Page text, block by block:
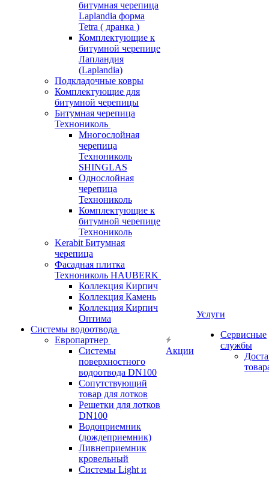
битумная черепица
Laplandia форма
Tetra ( дранка )
Комплектующие к
битумной черепице
Лапландия
(Laplandia)
Подкладочные ковры
Комплектующие для
битумной черепицы
Битумная черепица
Технониколь
Многослойная
черепица
Технониколь
SHINGLAS
Однослойная
черепица
Технониколь
Комплектующие к
битумной черепице
Технониколь
Kerabit Битумная
черепица
Фасадная плитка
Технониколь HAUBERK
Кол​лекция Кирпич
Кол​лекция Камень
Коллекция Кирпич
Оптима
Системы водоотвода
Европартнер
Системы
поверхностного
водоотвода DN100
Сопутствующий
товар для лотков
Решетки для лотков
DN100
Водоприемник
(дождеприемник)
Ливнеприемник
кровельный
Системы Light и
Акции
Услуги
Сервисные
службы